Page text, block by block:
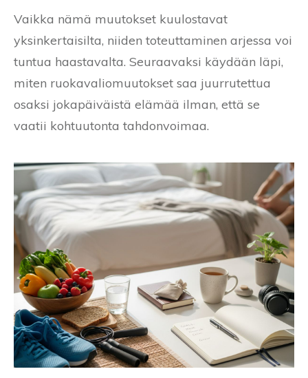
Vaikka nämä muutokset kuulostavat
yksinkertaisilta, niiden toteuttaminen arjessa voi
tuntua haastavalta. Seuraavaksi käydään läpi,
miten ruokavaliomuutokset saa juurrutettua
osaksi jokapäiväistä elämää ilman, että se
vaatii kohtuutonta tahdonvoimaa.